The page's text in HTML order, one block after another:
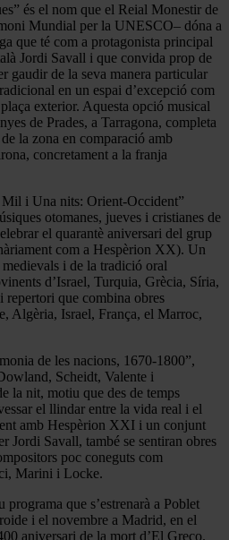
és el nom que el Reial Monestir de
Mundial per la UNESCO– dóna a
que té com a protagonista principal
Jordi Savall i que convida prop de
gaudir de la seva manera particular
en un espai d’excepció com
exterior. Aquesta opció musical
de Prades, a Tarragona, completa
la zona en comparació amb
concretament a la franja
i Una nits: Orient-Occident”
otomanes, jueves i cristianes de
el quarantè aniversari del grup
com a Hespèrion XX). Un
i de la tradició oral
d’Israel, Turquia, Grècia, Síria,
que combina obres
Algèria, Israel, França, el Marroc,
de les nacions, 1670-1800”,
Scheidt, Valente i
la nit, motiu que des de temps
el llindar entre la vida real i el
amb Hespèrion XXI i un conjunt
Jordi Savall, també se sentiran obres
poc coneguts com
Marini i Locke.
que s’estrenarà a Poblet
i el novembre a Madrid, en el
aniversari de la mort d’El Greco.